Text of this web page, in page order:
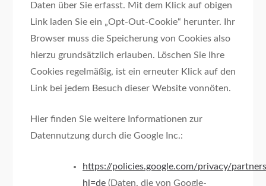
Daten über Sie erfasst. Mit dem Klick auf obigen
Link laden Sie ein „Opt-Out-Cookie“ herunter. Ihr
Browser muss die Speicherung von Cookies also
hierzu grundsätzlich erlauben. Löschen Sie Ihre
Cookies regelmäßig, ist ein erneuter Klick auf den
Link bei jedem Besuch dieser Website vonnöten.
Hier finden Sie weitere Informationen zur
Datennutzung durch die Google Inc.:
https://policies.google.com/privacy/
hl=de (Daten, die von Google-